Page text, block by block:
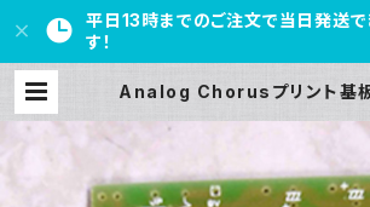
平日13時までのご注文で当日発送で
す！
Analog Chorusプリント基